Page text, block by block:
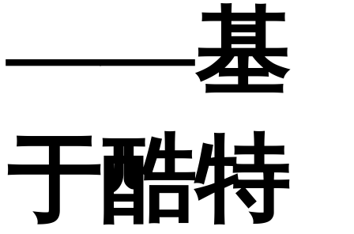
——基
于酷特